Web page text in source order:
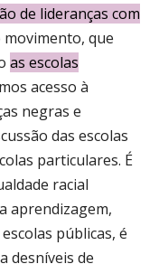
de lideranças com
que
as escolas
acesso à
negras e
das escolas
particulares. É
racial
aprendizagem,
públicas, é
desníveis de